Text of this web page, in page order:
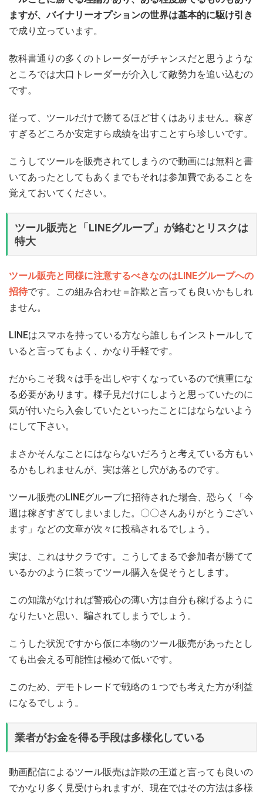
ますが、バイナリーオプションの世界は基本的に駆け引き
で成り立っています。
教科書通りの多くのトレーダーがチャンスだと思うような
ところでは大口トレーダーが介入して敵勢力を追い込むの
です。
従って、ツールだけで勝てるほど甘くはありません。稼ぎ
すぎるどころか安定すら成績を出すことすら珍しいです。
こうしてツールを販売されてしまうので動画には無料と書
いてあったとしてもあくまでもそれは参加費であることを
覚えておいてください。
ツール販売と「LINEグループ」が絡むとリスクは
特大
ツール販売と同様に注意するべきなのはLINEグループへの
招待です。この組み合わせ＝詐欺と言っても良いかもしれ
ません。
LINEはスマホを持っている方なら誰しもインストールして
いると言ってもよく、かなり手軽です。
だからこそ我々は手を出しやすくなっているので慎重にな
る必要があります。様子見だけにしようと思っていたのに
気が付いたら入会していたといったことにはならないよう
にして下さい。
まさかそんなことにはならないだろうと考えている方もい
るかもしれませんが、実は落とし穴があるのです。
ツール販売のLINEグループに招待された場合、恐らく「今
週は稼ぎすぎてしまいました。〇〇さんありがとうござい
ます」などの文章が次々に投稿されるでしょう。
実は、これはサクラです。こうしてまるで参加者が勝てて
いるかのように装ってツール購入を促そうとします。
この知識がなければ警戒心の薄い方は自分も稼げるように
なりたいと思い、騙されてしまうでしょう。
こうした状況ですから仮に本物のツール販売があったとし
ても出会える可能性は極めて低いです。
このため、デモトレードで戦略の１つでも考えた方が利益
になるでしょう。
業者がお金を得る手段は多様化している
動画配信によるツール販売は詐欺の王道と言っても良いの
でかなり多く見受けられますが、現在ではその方法は多様